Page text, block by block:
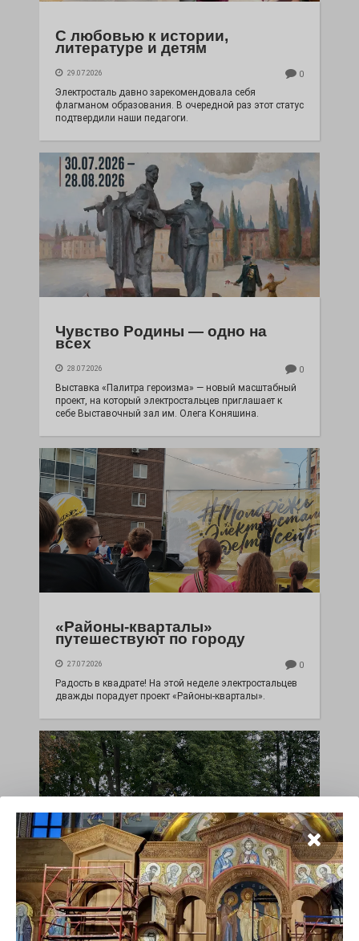
С любовью к истории,
литературе и детям
29.07.2026 0
Электросталь давно зарекомендовала себя
флагманом образования. В очередной раз этот статус
подтвердили наши педагоги.
Чувство Родины — одно на
всех
28.07.2026 0
Выставка «Палитра героизма» — новый масштабный
проект, на который электростальцев приглашает к
себе Выставочный зал им. Олега Коняшина.
«Районы-кварталы»
путешествуют по городу
27.07.2026 0
Радость в квадрате! На этой неделе электростальцев
дважды порадует проект «Районы-кварталы».
100 футов под килем!
26.07.2026 0